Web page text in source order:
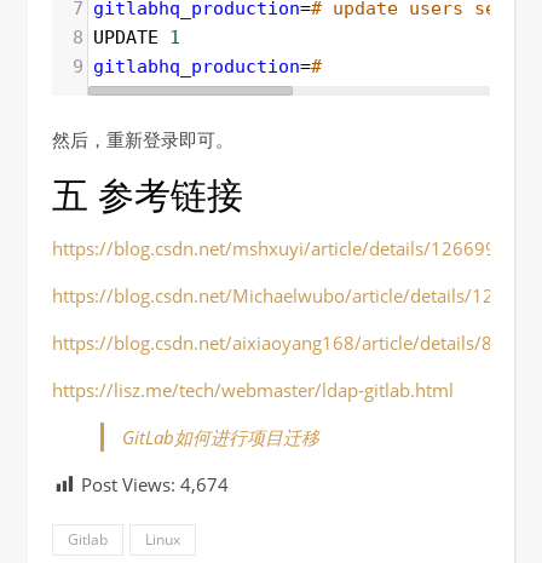
7 gitlabhq_production=# update users set
8 UPDATE 1
9 gitlabhq_production=#
然后，重新登录即可。
五 参考链接
https://blog.csdn.net/mshxuyi/article/details/126699098
https://blog.csdn.net/Michaelwubo/article/details/
https://blog.csdn.net/aixiaoyang168/article/details/
https://lisz.me/tech/webmaster/ldap-gitlab.html
GitLab如何进行项目迁移
Post Views: 4,674
Gitlab Linux